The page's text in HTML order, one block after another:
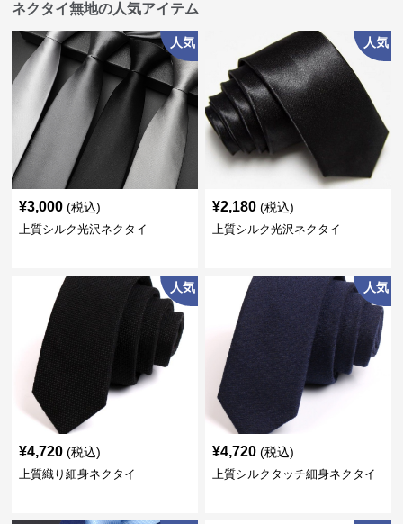
ネクタイ無地の人気アイテム
人気
¥3,000 (税込)
上質シルク光沢ネクタイ
人気
¥2,180 (税込)
上質シルク光沢ネクタイ
人気
¥4,720 (税込)
上質織り細身ネクタイ
人気
¥4,720 (税込)
上質シルクタッチ細身ネクタイ